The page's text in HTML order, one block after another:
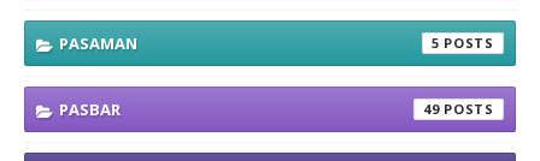
PASAMAN 5
PASBAR 49